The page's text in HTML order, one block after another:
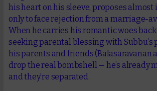
his heart on his sleeve, proposes
only to face rejection from a marriage-
When he carries his romantic woes back
seeking parental blessing with Subbu’s
his parents and friends (Balasaravanan
drop the real bombshell — he’s already
and they’re separated.